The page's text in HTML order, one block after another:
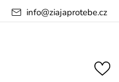
info@ziajaprotebe.cz